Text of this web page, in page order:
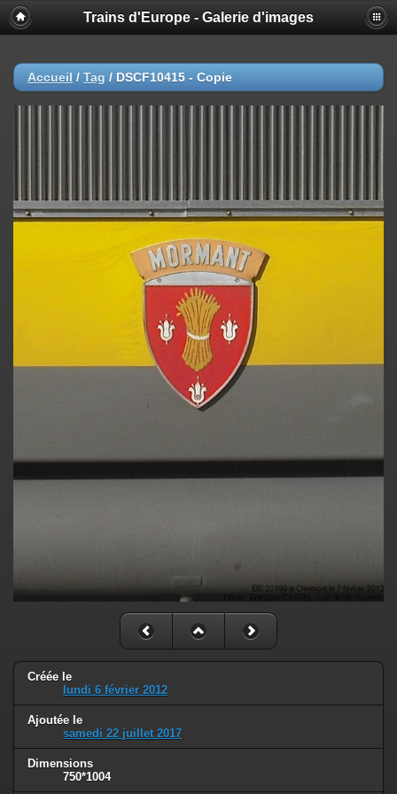
Trains d'Europe - Galerie d'images
Accueil / Tag / DSCF10415 - Copie
Créée le
lundi 6 février 2012
Ajoutée le
samedi 22 juillet 2017
Dimensions
750*1004